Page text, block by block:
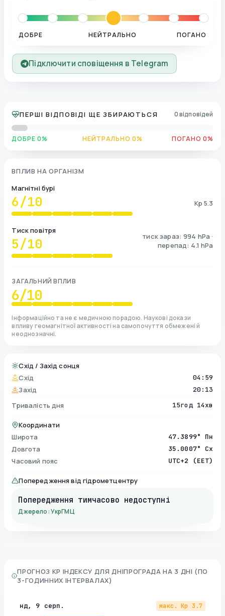
ДОБРЕ НЕЙТРАЛЬНО ПОГАНО
Підключити сповіщення в Telegram
ПЕРШІ ВІДПОВІДІ ЩЕ ЗБИРАЮТЬСЯ 0 відповідей
ДОБРЕ 0% НЕЙТРАЛЬНО 0% ПОГАНО 0%
ВПЛИВ НА ОРГАНІЗМ
Магнітні бурі
6/10 Kp 5.3
Тиск повітря
5/10
тиск зараз: 994 hPa ·
перепад: 4.1 hPa
ЗАГАЛЬНИЙ ВПЛИВ
6/10
Інформаційно та не є медичною порадою. Наукові докази
впливу геомагнітної активності на самопочуття обмежені й
неоднозначні.
Схід / Захід сонця
Схід
04:59
Захід 20:13
Тривалість дня 15год 14хв
Координати
Широта
47.3899° Пн
Довгота 35.0007° Сх
Часовий пояс UTC+2 (EET)
Попередження від гідрометцентру
Попередження тимчасово недоступні
Джерело: УкрГМЦ
ПРОГНОЗ KP ІНДЕКСУ ДЛЯ ДНІПРОГРАДА НА 3 ДНІ (ПО
3-ГОДИННИХ ІНТЕРВАЛАХ)
нд, 9 серп. макс. Kp 3.7